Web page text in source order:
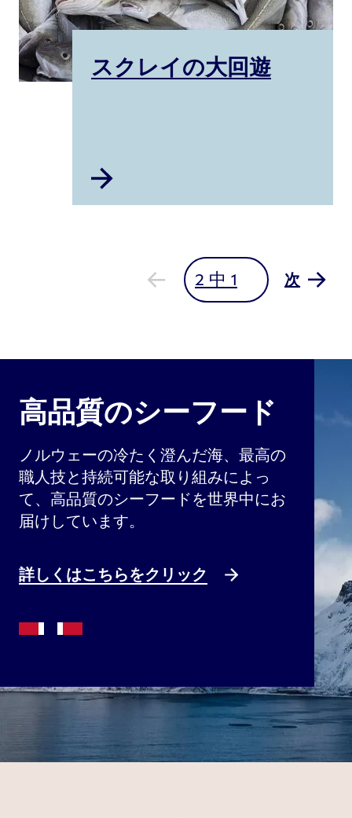
スクレイの大回遊
次
高品質のシーフード
ノルウェーの冷たく澄んだ海、最高の
職人技と持続可能な取り組みによっ
て、高品質のシーフードを世界中にお
届けしています。
詳しくはこちらをクリック